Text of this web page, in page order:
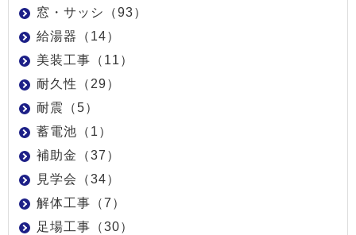
窓・サッシ（93）
給湯器（14）
美装工事（11）
耐久性（29）
耐震（5）
蓄電池（1）
補助金（37）
見学会（34）
解体工事（7）
足場工事（30）